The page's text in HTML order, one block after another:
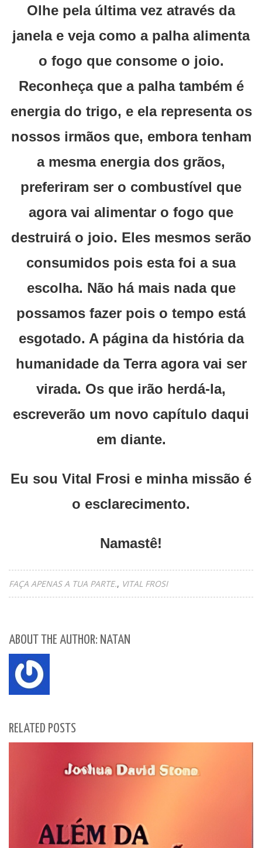
Olhe pela última vez através da
janela e veja como a palha alimenta
o fogo que consome o joio.
Reconheça que a palha também é
energia do trigo, e ela representa os
nossos irmãos que, embora tenham
a mesma energia dos grãos,
preferiram ser o combustível que
agora vai alimentar o fogo que
destruirá o joio. Eles mesmos serão
consumidos pois esta foi a sua
escolha. Não há mais nada que
possamos fazer pois o tempo está
esgotado. A página da história da
humanidade da Terra agora vai ser
virada. Os que irão herdá-la,
escreverão um novo capítulo daqui
em diante.
Eu sou Vital Frosi e minha missão é
o esclarecimento.
Namastê!
FAÇA APENAS A TUA PARTE. VITAL FROSI
ABOUT THE AUTHOR: NATAN
RELATED POSTS